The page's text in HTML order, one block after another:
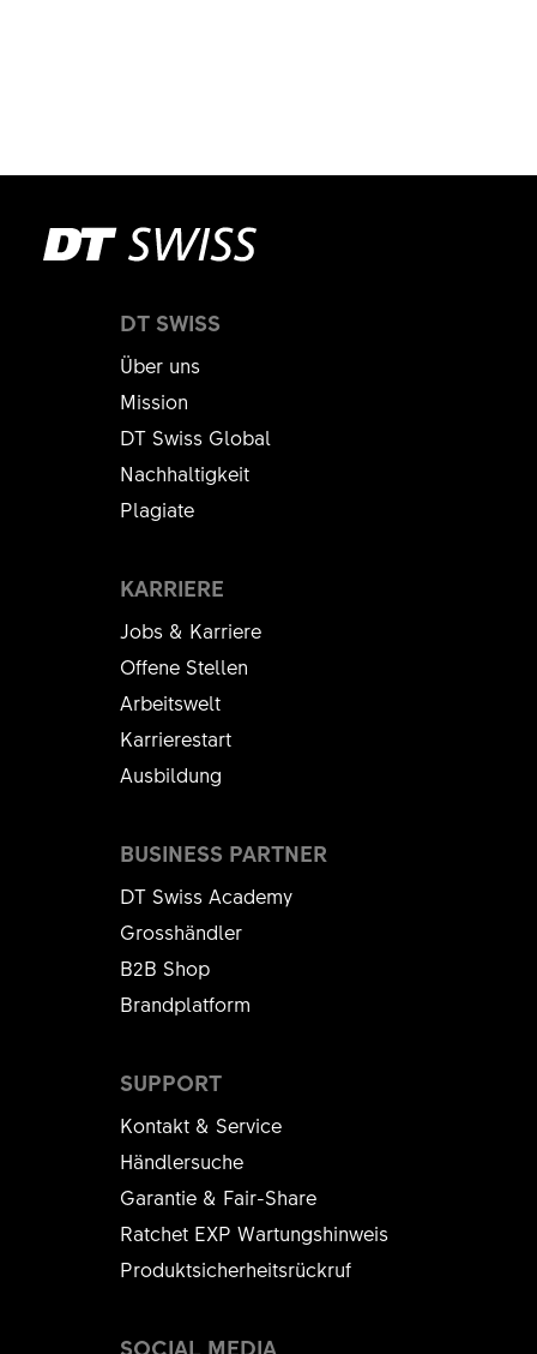
DT SWISS
Über uns
Mission
DT Swiss Global
Nachhaltigkeit
Plagiate
KARRIERE
Jobs & Karriere
Offene Stellen
Arbeitswelt
Karrierestart
Ausbildung
SUPPORT
Kontakt & Service
Händlersuche
Garantie & Fair-Share
Ratchet EXP Wartungshinweis
Produktsicherheitsrückruf
BUSINESS PARTNER
DT Swiss Academy
Grosshändler
B2B Shop
Brandplatform
SOCIAL MEDIA